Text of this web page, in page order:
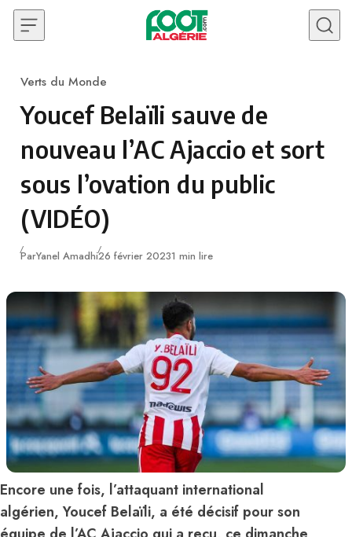
Skip to content
Category
Verts du Monde
Youcef Belaïli sauve de
nouveau l’AC Ajaccio et sort
sous l’ovation du public
(VIDÉO)
ParYanel AmadhiPublié
26 février 20231 min lire
Encore une fois, l’attaquant international
algérien, Youcef Belaïli, a été décisif pour son